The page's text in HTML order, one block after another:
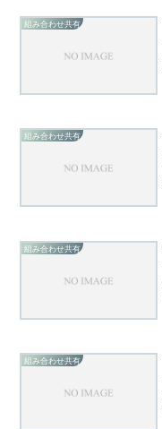
組み合わせ共有
組み合わせ共有
組み合わせ共有
組み合わせ共有